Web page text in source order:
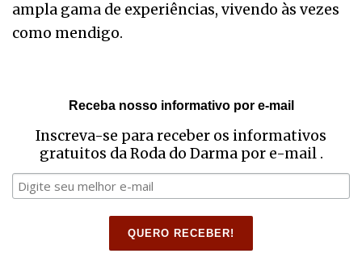
ampla gama de experiências, vivendo às vezes
como mendigo.
Receba nosso informativo por e-mail
Inscreva-se para receber os informativos
gratuitos da Roda do Darma por e-mail .